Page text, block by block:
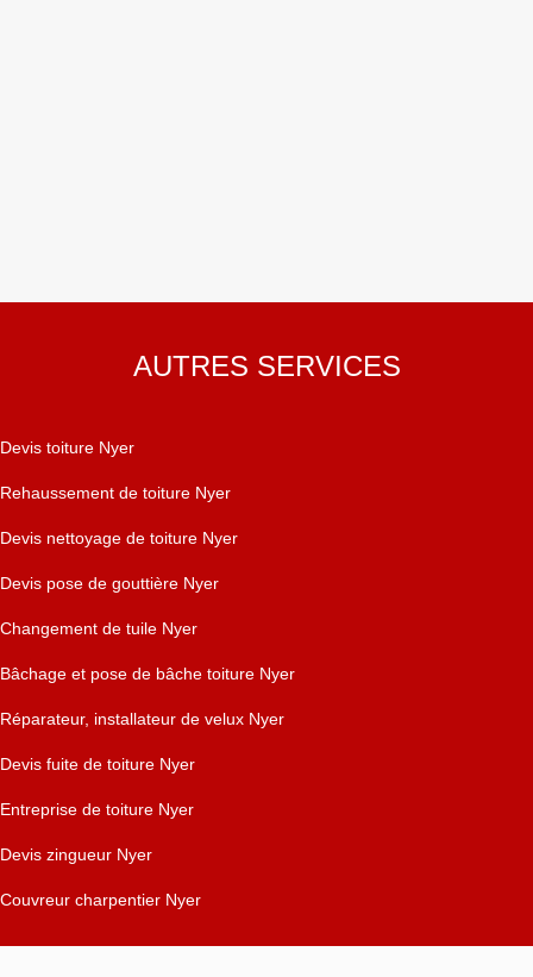
AUTRES SERVICES
Devis toiture Nyer
Rehaussement de toiture Nyer
Devis nettoyage de toiture Nyer
Devis pose de gouttière Nyer
Changement de tuile Nyer
Bâchage et pose de bâche toiture Nyer
Réparateur, installateur de velux Nyer
Devis fuite de toiture Nyer
Entreprise de toiture Nyer
Devis zingueur Nyer
Couvreur charpentier Nyer